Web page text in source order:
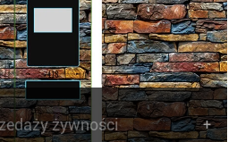
żywności +